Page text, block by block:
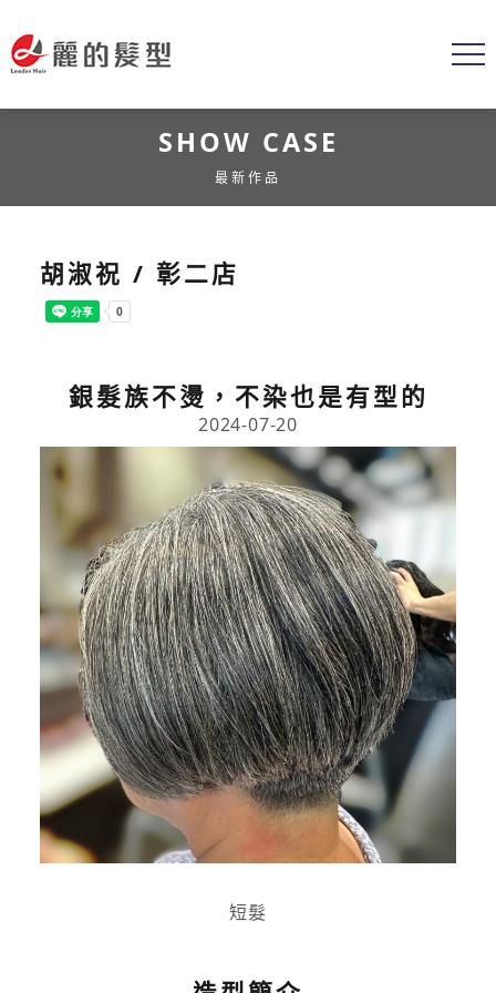
SHOW CASE
最新作品
胡淑祝 / 彰二店
銀髮族不燙，不染也是有型的
2024-07-20
短髮